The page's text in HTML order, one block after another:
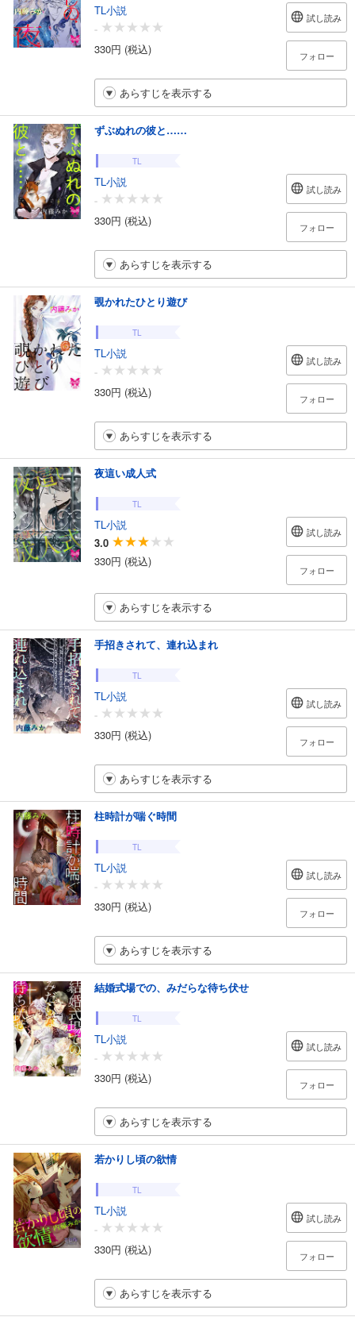
TL小説
-
330円 (税込)
試し読み
フォロー
あらすじを表示する
ずぶぬれの彼と……
TL
TL小説
-
330円 (税込)
試し読み
フォロー
あらすじを表示する
覗かれたひとり遊び
TL
TL小説
-
330円 (税込)
試し読み
フォロー
あらすじを表示する
夜這い成人式
TL
TL小説
3.0
330円 (税込)
試し読み
フォロー
あらすじを表示する
手招きされて、連れ込まれ
TL
TL小説
-
330円 (税込)
試し読み
フォロー
あらすじを表示する
柱時計が喘ぐ時間
TL
TL小説
-
330円 (税込)
試し読み
フォロー
あらすじを表示する
結婚式場での、みだらな待ち伏せ
TL
TL小説
-
330円 (税込)
試し読み
フォロー
あらすじを表示する
若かりし頃の欲情
TL
TL小説
-
330円 (税込)
試し読み
フォロー
あらすじを表示する